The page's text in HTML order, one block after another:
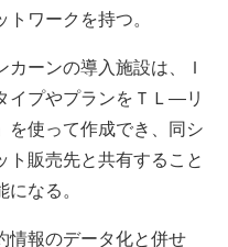
ワークを持つ。
ーンの導入施設は、Ｉ
イプやプランをＴＬ―リ
を使って作成でき、同シ
ト販売先と共有すること
なる。
報のデータ化と併せ